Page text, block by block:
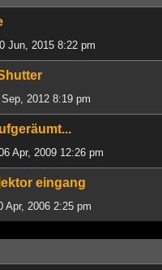
Jun, 2015 8:22 pm
2012 8:19 pm
Apr, 2009 12:26 pm
eingang
Apr, 2006 2:25 pm